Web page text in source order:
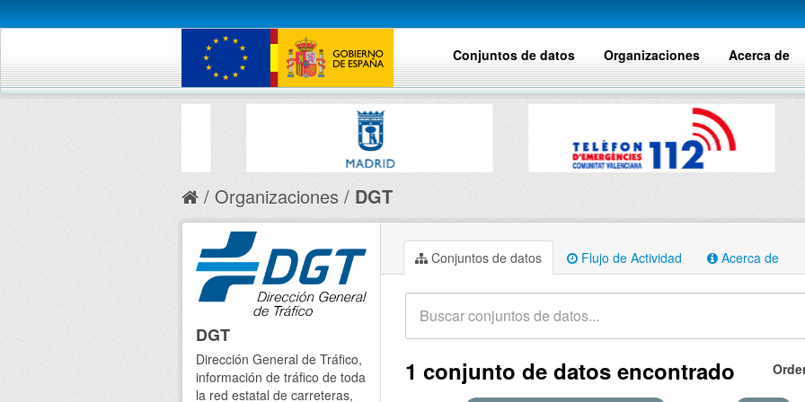
Conjuntos de datos Organizaciones Acerca de
Organizaciones DGT
Conjuntos de datos Flujo de Actividad Acerca de
1 conjunto de datos encontrado
DGT
Dirección General de Tráfico,
información de tráfico de toda
la red estatal de carreteras,